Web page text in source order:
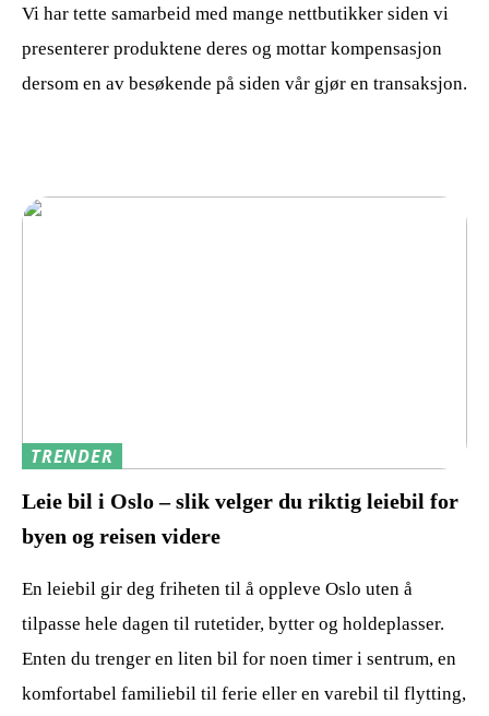
Vi har tette samarbeid med mange nettbutikker siden vi
presenterer produktene deres og mottar kompensasjon
dersom en av besøkende på siden vår gjør en transaksjon.
TRENDER
Leie bil i Oslo – slik velger du riktig leiebil for
byen og reisen videre
En leiebil gir deg friheten til å oppleve Oslo uten å
tilpasse hele dagen til rutetider, bytter og holdeplasser.
Enten du trenger en liten bil for noen timer i sentrum, en
komfortabel familiebil til ferie eller en varebil til flytting,